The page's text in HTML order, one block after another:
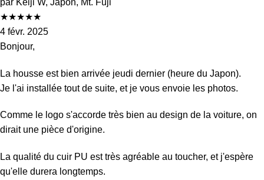
★★★★★
4 févr. 2025
Bonjour,
La housse est bien arrivée jeudi dernier (heure du Japon).
Je l'ai installée tout de suite, et je vous envoie les photos.
Comme le logo s'accorde très bien au design de la voiture, on
dirait une pièce d'origine.
La qualité du cuir PU est très agréable au toucher, et j'espère
qu'elle durera longtemps.